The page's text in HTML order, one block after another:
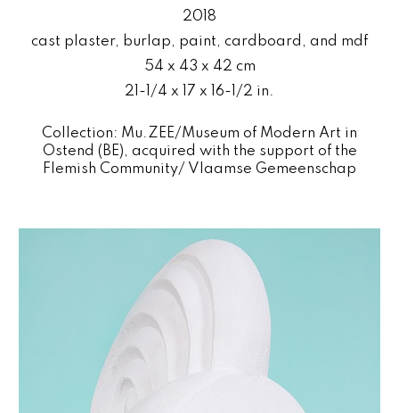
2018
cast plaster, burlap, paint, cardboard, and mdf
54 x 43 x 42 cm
21-1/4 x 17 x 16-1/2 in.
Collection: Mu.ZEE/Museum of Modern Art in
Ostend (BE), acquired with the support of the
Flemish Community/ Vlaamse Gemeenschap